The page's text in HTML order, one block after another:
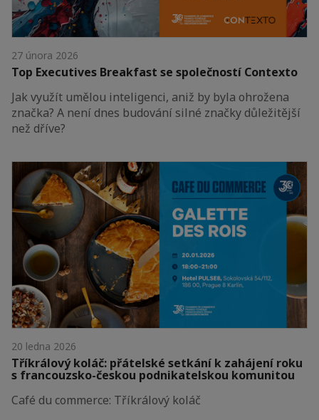
27 února 2026
Top Executives Breakfast se společností Contexto
Jak využít umělou inteligenci, aniž by byla ohrožena
značka? A není dnes budování silné značky důležitější
než dříve?
20 ledna 2026
Tříkrálový koláč: přátelské setkání k zahájení roku
s francouzsko-českou podnikatelskou komunitou
Café du commerce: Tříkrálový koláč